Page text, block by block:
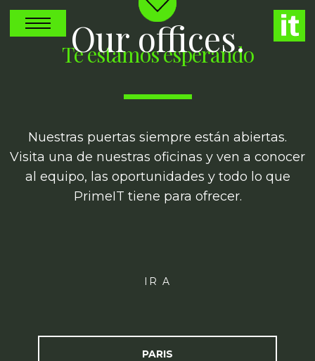
Our offices.
Te estamos esperando
Nuestras puertas siempre están abiertas.
Visita una de nuestras oficinas y ven a conocer
al equipo, las oportunidades y todo lo que
PrimeIT tiene para ofrecer.
IR A
PARIS